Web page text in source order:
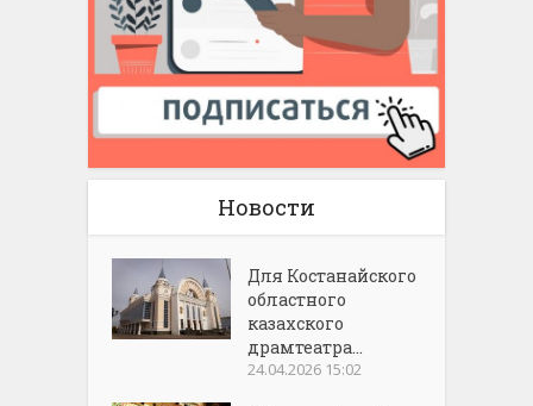
Новости
Для Костанайского
областного
казахского
драмтеатра...
24.04.2026 15:02